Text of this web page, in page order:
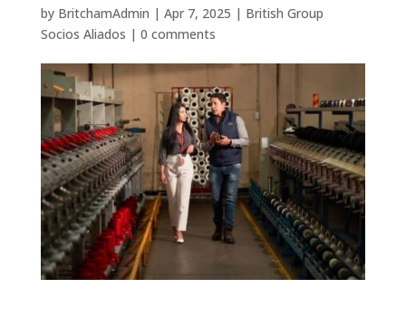
by BritchamAdmin | Apr 7, 2025 | British Group
Socios Aliados | 0 comments